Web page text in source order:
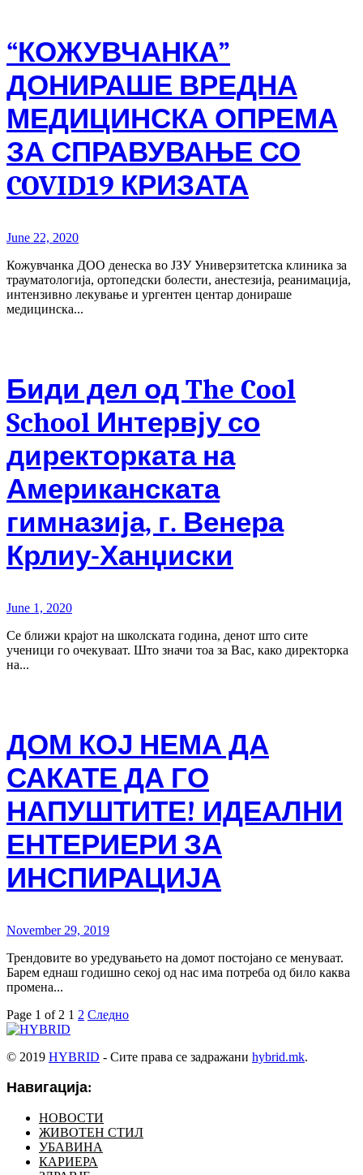
“КОЖУВЧАНКА”
ДОНИРАШЕ ВРЕДНА
МЕДИЦИНСКА ОПРЕМА
ЗА СПРАВУВАЊЕ СО
COVID19 КРИЗАТА
June 22, 2020
Кожувчанка ДОО денеска во ЈЗУ Универзитетска клиника за
трауматологија, ортопедски болести, анестезија, реанимација,
интензивно лекување и ургентен центар донираше
медицинска...
Биди дел од The Cool
School Интервју со
директорката на
Американската
гимназија, г. Венера
Крлиу-Ханџиски
June 1, 2020
Се ближи крајот на школската година, денот што сите
ученици го очекуваат. Што значи тоа за Вас, како директорка
на...
ДОМ КОЈ НЕМА ДА
САКАТЕ ДА ГО
НАПУШТИТЕ! ИДЕАЛНИ
ЕНТЕРИЕРИ ЗА
ИНСПИРАЦИЈА
November 29, 2019
Трендовите во уредувањето на домот постојано се менуваат.
Барем еднаш годишно секој од нас има потреба од било каква
промена...
Page 1 of 2 1 2 Следно
© 2019 HYBRID - Сите права се задражани hybrid.mk.
Навигација:
НОВОСТИ
ЖИВОТЕН СТИЛ
УБАВИНА
КАРИЕРА